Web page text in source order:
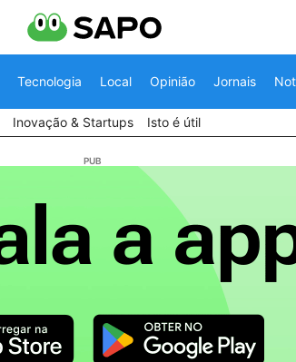
Tecnologia Local Opinião Jornais
Inovação & Startups Isto é útil